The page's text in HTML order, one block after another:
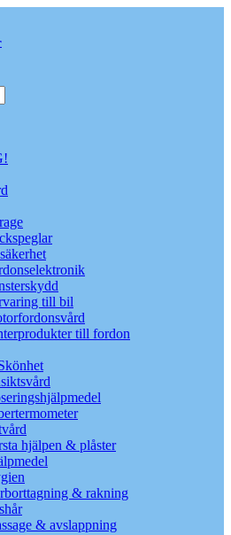
till bil
till fordon
hjälpen & plåster
& rakning
& avslappning